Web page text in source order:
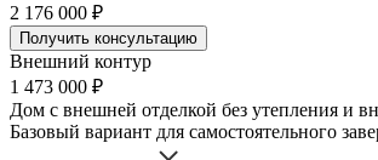
2 176 000 ₽
Получить консультацию
Внешний контур
1 473 000 ₽
Дом с внешней отделкой без утепления и
Базовый вариант для самостоятельного